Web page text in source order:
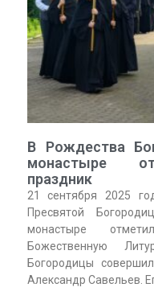
В Рождества
монастыре
праздник
21 сентября 2025
Пресвятой
монастыре
Божественную
Богородицы
Александр Савельев.